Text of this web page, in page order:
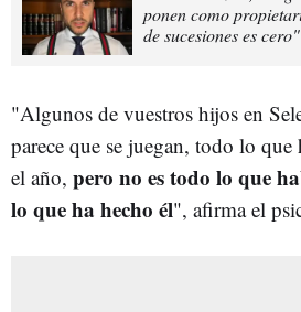
ponen como
de sucesiones es cero"
"Algunos de vuestros hijos en
parece que se juegan, todo lo que
el año, pero no es todo lo que
lo que ha hecho él", afirma el